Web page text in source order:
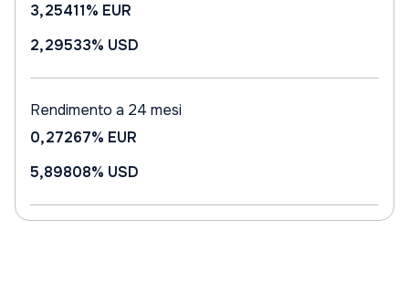
3,25411% EUR
2,29533% USD
Rendimento a 24 mesi
0,27267% EUR
5,89808% USD